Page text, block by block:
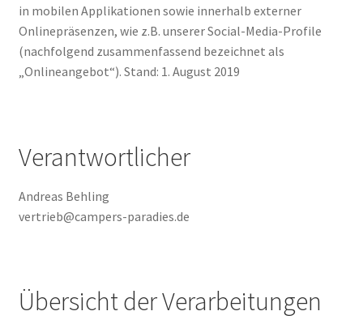
in mobilen Applikationen sowie innerhalb externer
Onlinepräsenzen, wie z.B. unserer Social-Media-Profile
(nachfolgend zusammenfassend bezeichnet als
„Onlineangebot“). Stand: 1. August 2019
Verantwortlicher
Andreas Behling
vertrieb@campers-paradies.de
Übersicht der Verarbeitungen